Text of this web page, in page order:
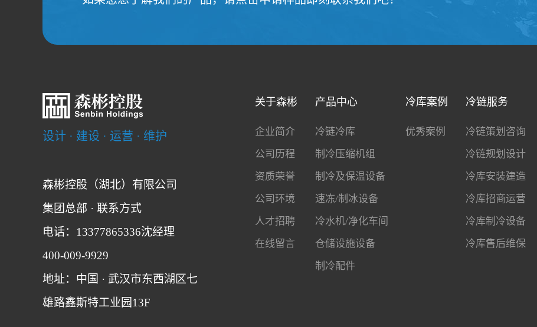
设计 · 建设 · 运营 · 维护
森彬控股（湖北）有限公司
集团总部 · 联系方式
电话：13377865336沈经理
400-009-9929
地址：中国 · 武汉市东西湖区七
雄路鑫斯特工业园13F
关于森彬
企业简介
公司历程
资质荣誉
公司环境
人才招聘
在线留言
产品中心
冷链冷库
制冷压缩机组
制冷及保温设备
速冻/制冰设备
冷水机/净化车间
仓储设施设备
制冷配件
冷库案例
优秀案例
冷链服务
冷链策划咨询
冷链规划设计
冷库安装建造
冷库招商运营
冷库制冷设备
冷库售后维保